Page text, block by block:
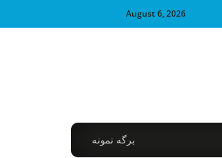
August 6, 2026
برگه نمونه